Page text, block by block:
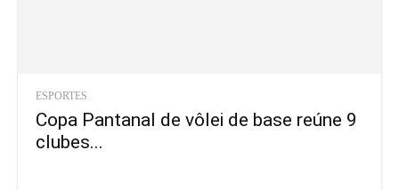
ESPORTES
Copa Pantanal de vôlei de base reúne 9
clubes...